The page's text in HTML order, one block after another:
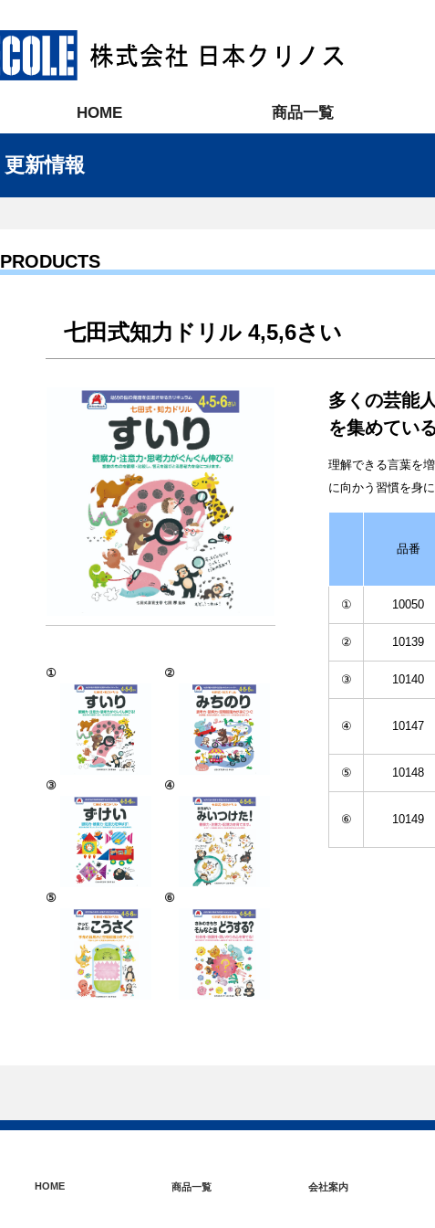
HOME 商品一覧
更新情報
PRODUCTS
七田式知力ドリル 4,5,6さい
① ②
③ ④
⑤ ⑥
多くの芸能
を集めてい
理解できる言葉を
に向かう習慣を身
品番
① 10050
② 10139
③ 10140
④ 10147
⑤ 10148
⑥ 10149
HOME 商品一覧 会社案内